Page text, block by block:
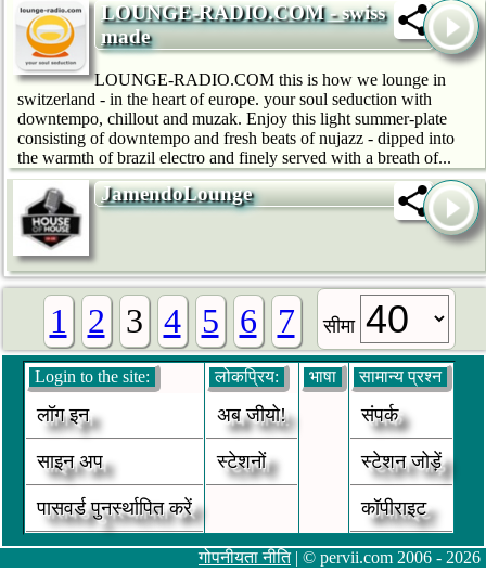
LOUNGE-RADIO.COM - swiss
made
LOUNGE-RADIO.COM this is how we lounge in
switzerland - in the heart of europe. your soul seduction with
downtempo, chillout and muzak. Enjoy this light summer-plate
consisting of downtempo and fresh beats of nujazz - dipped into
the warmth of brazil electro and finely served with a breath of...
JamendoLounge
1 2 3 4 5 6 7 सीमा
Login to the site:
लॉग इन
साइन अप
पासवर्ड पुनर्स्थापित करें
लोकप्रिय:
अब जीयो!
स्टेशनों
भाषा सामान्य प्रश्न
संपर्क
स्टेशन जोड़ें
कॉपीराइट
गोपनीयता नीति| © pervii.com 2006 - 2026